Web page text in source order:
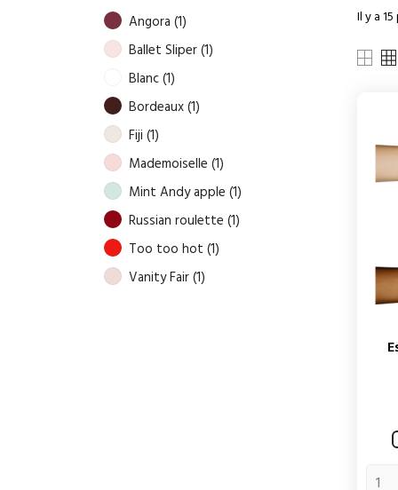
Angora (1)
Ballet Sliper(1)
Blanc(1)
Bordeaux(1)
Fiji (1)
Mademoiselle (1)
Mint Andy apple (1)
Russian roulette (1)
Too too hot (1)
Vanity Fair(1)
Il y a